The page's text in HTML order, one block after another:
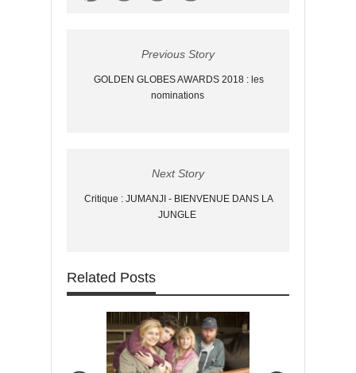
Previous Story
GOLDEN GLOBES AWARDS 2018 : les
nominations
Next Story
Critique : JUMANJI - BIENVENUE DANS LA
JUNGLE
Related Posts